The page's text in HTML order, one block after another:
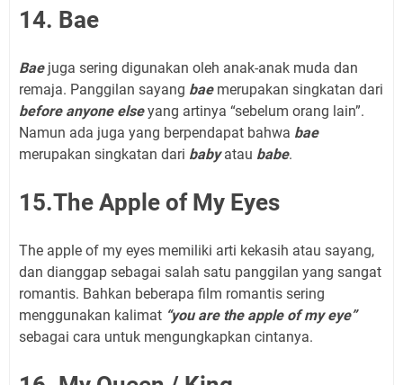
14. Bae
Baejuga sering digunakan oleh anak-anak muda dan
remaja. Panggilan sayang baemerupakan singkatan dari
before anyone elseyang artinya “sebelum orang lain”.
Namun ada juga yang berpendapat bahwa bae
merupakan singkatan dari babyatau babe.
15.The Apple of My Eyes
The apple of my eyes memiliki arti kekasih atau sayang,
dan dianggap sebagai salah satu panggilan yang sangat
romantis. Bahkan beberapa film romantis sering
menggunakan kalimat “you are the apple of my eye”
sebagai cara untuk mengungkapkan cintanya.